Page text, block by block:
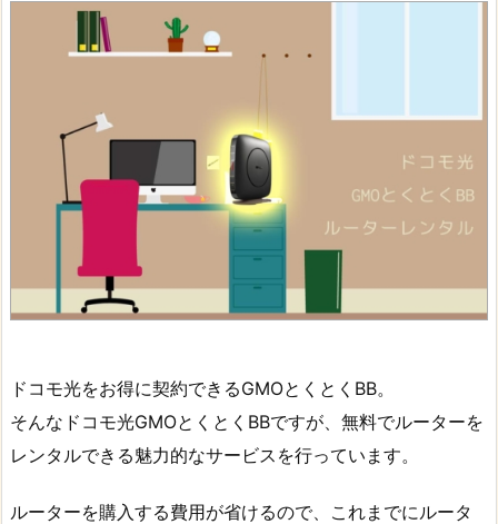
ドコモ光をお得に契約できるGMOとくとくBB。
そんなドコモ光GMOとくとくBBですが、無料でルーターを
レンタルできる魅力的なサービスを行っています。
ルーターを購入する費用が省けるので、これまでにルータ